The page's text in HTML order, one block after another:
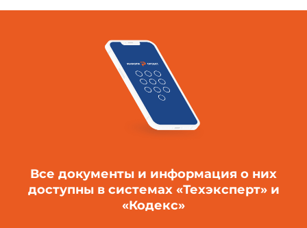
Все документы и информация о них
доступны в системах «Техэксперт» и
«Кодекс»